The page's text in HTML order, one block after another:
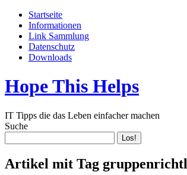
Startseite
Informationen
Link Sammlung
Datenschutz
Downloads
Hope This Helps
IT Tipps die das Leben einfacher machen
Suche
Artikel mit Tag